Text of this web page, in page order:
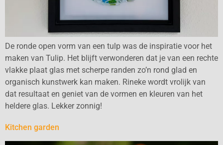
De ronde open vorm van een tulp was de inspiratie voor het
maken van Tulip. Het blijft verwonderen dat je van een rechte
vlakke plaat glas met scherpe randen zo’n rond glad en
organisch kunstwerk kan maken. Rineke wordt vrolijk van
dat resultaat en geniet van de vormen en kleuren van het
heldere glas. Lekker zonnig!
Kitchen garden